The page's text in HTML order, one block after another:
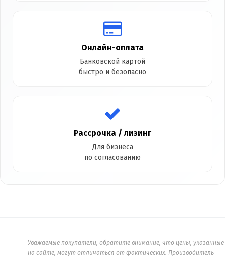
Онлайн-оплата
Банковской картой
быстро и безопасно
Рассрочка / лизинг
Для бизнеса
по согласованию
Уважаемые покупатели, обратите внимание, что цены, указанные
на сайте, могут отличаться от фактических. Производитель